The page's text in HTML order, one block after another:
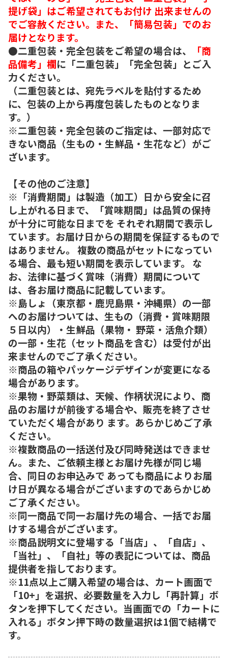
提げ袋」はご希望されてもお付け 出来ませんの
でご容赦ください。また、「簡易包装」でのお
届けとなります。
●二重包装・完全包装をご希望の場合は、
「商
品備考」欄に「二重包装」「完全包装」とご入
力ください。
（二重包装とは、宛先ラベルを貼付するため
に、包装の上から再度包装したものとなりま
す。）
※二重包装・完全包装のご指定は、一部対応で
きない商品（生もの・生鮮品・生花など）がご
ざいます。
【その他のご注意】
※「消費期間」は製造（加工）日から安全に召
し上がれる日まで、「賞味期間」は品質の保持
が十分に可能な日までを それぞれ期間で表示し
ています。お届け日からの期間を保証するもので
はありません。 複数の商品がセットになってい
る場合、最も短い期間を表示しています。 な
お、法律に基づく賞味（消費）期間について
は、各お届け商品に記載しています。
※島しょ（東京都・鹿児島県・沖縄県）の一部
へのお届けついては、生もの（消費・賞味期限
５日以内）・生鮮品（果物・ 野菜・活魚介類）
の一部・生花（セット商品を含む）は受付が出
来ませんのでご了承ください。
※商品の箱やパッケージデザインが変更になる
場合があります。
※果物・野菜類は、天候、作柄状況により、商
品のお届けが前後する場合や、販売を終了させ
ていただく場合があり ます。あらかじめご了承
ください。
※複数商品の一括送付及び同時発送はできませ
ん。また、ご依頼主様とお届け先様が同じ場
合、同日のお申込みで あっても商品によりお届
け日が異なる場合がございますのであらかじめ
ご了承ください。
※同一商品で同一お届け先の場合、一括でお届
けする場合がございます。
※商品説明文に登場する「当店」、「自店」、
「当社」、「自社」等の表記については、商品
提供者を指しております。
※11点以上ご購入希望の場合は、カート画面で
「10+」を選択、必要数量を入力し「再計算」ボ
タンを押下してください。当画面での「カートに
入れる」ボタン押下時の数量選択は1個で結構で
す。